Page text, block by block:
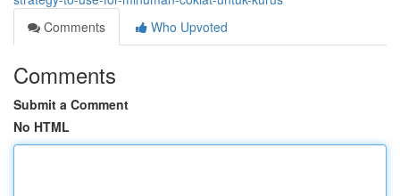
Comments
Who Upvoted
Comments
Submit a Comment
No HTML